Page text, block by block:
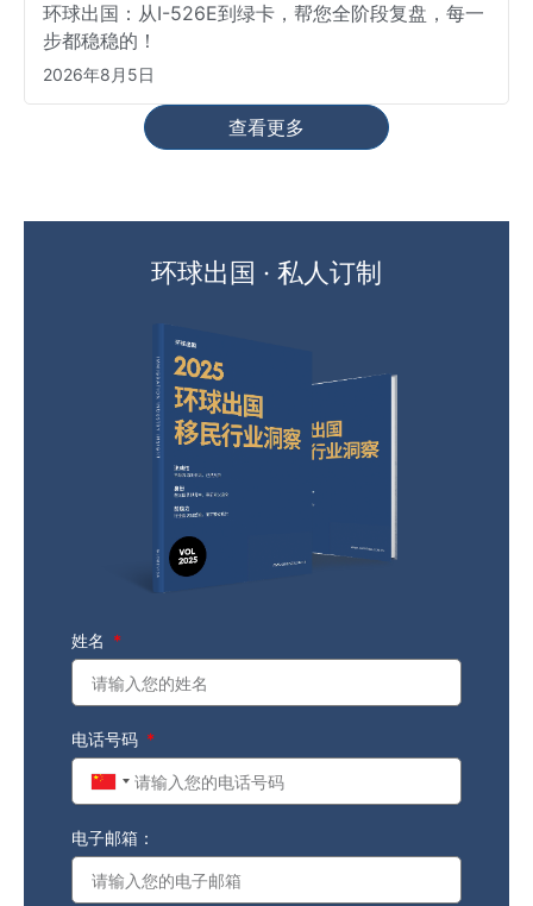
环球出国：从I-526E到绿卡，帮您全阶段复盘，每一
步都稳稳的！
2026年8月5日
查看更多
环球出国 · 私人订制
姓名
电话号码
China
电子邮箱：